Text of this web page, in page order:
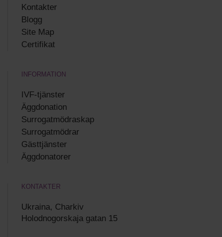
Kontakter
Blogg
Site Map
Certifikat
INFORMATION
IVF-tjänster
Äggdonation
Surrogatmödraskap
Surrogatmödrar
Gästtjänster
Äggdonatorer
KONTAKTER
Ukraina, Charkiv
Holodnogorskaja gatan 15